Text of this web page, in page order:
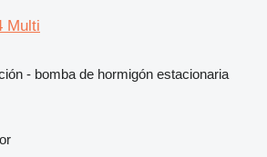
Multi
- bomba de hormigón estacionaria